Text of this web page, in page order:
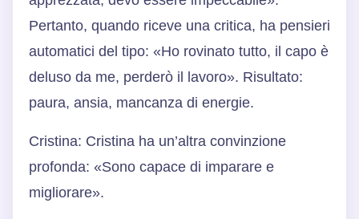
Pertanto, quando riceve una critica, ha pensieri
automatici del tipo: «Ho rovinato tutto, il capo è
deluso da me, perderò il lavoro». Risultato:
paura, ansia, mancanza di energie.
Cristina: Cristina ha un’altra convinzione
profonda: «Sono capace di imparare e
migliorare».